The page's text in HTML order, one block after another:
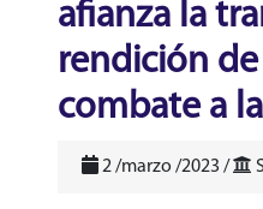
afianza la
rendición
combate a
2 /marzo /2023 /